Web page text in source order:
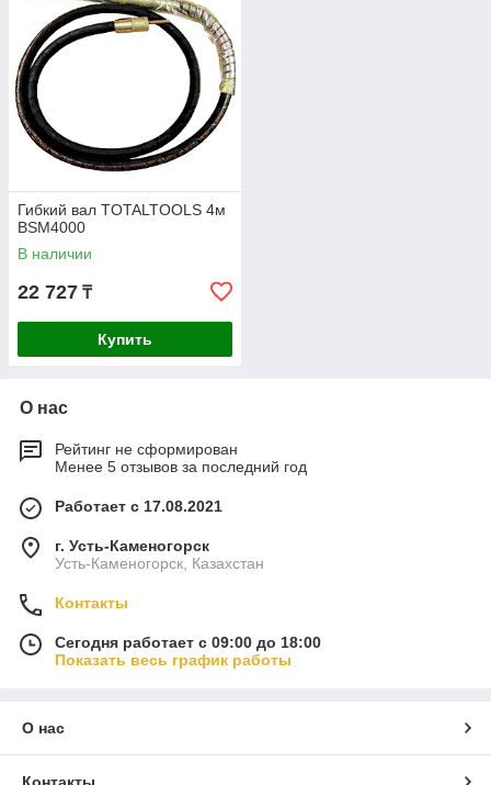
Гибкий вал TOTALTOOLS 4м
BSM4000
В наличии
22 727 ₸
Купить
О нас
Рейтинг не сформирован
Менее 5 отзывов за последний год
Работает с 17.08.2021
г. Усть-Каменогорск
Усть-Каменогорск, Казахстан
Контакты
Сегодня работает с 09:00 до 18:00
Показать весь график работы
О нас